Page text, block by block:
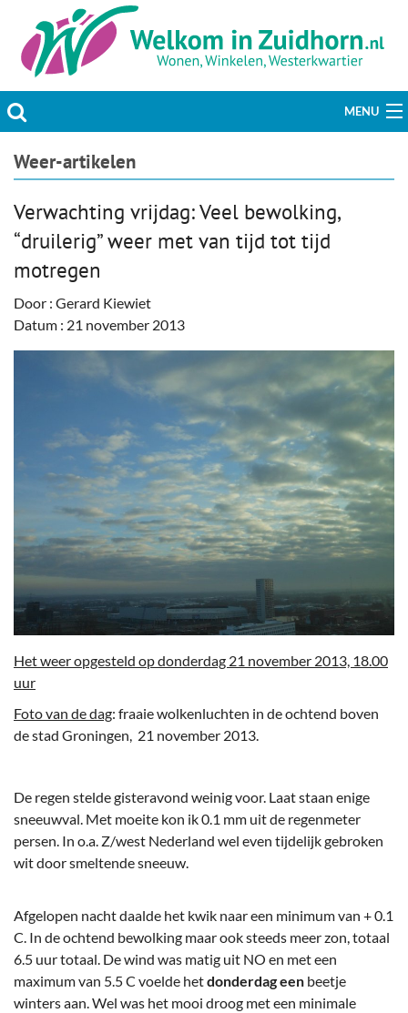
MENU
Actueel
Welzijn & Maatschappij
Prikbord & Aanbiedingen
Weer-artikelen
Verwachting vrijdag: Veel bewolking,
“druilerig” weer met van tijd tot tijd
motregen
Door : Gerard Kiewiet
Datum : 21 november 2013
Het weer opgesteld op donderdag 21 november 2013, 18.00
uur
Foto van de dag: fraaie wolkenluchten in de ochtend boven
de stad Groningen, 21 november 2013.
De regen stelde gisteravond weinig voor. Laat staan enige
sneeuwval. Met moeite kon ik 0.1 mm uit de regenmeter
persen. In o.a. Z/west Nederland wel even tijdelijk gebroken
wit door smeltende sneeuw.
Afgelopen nacht daalde het kwik naar een minimum van + 0.1
C. In de ochtend bewolking maar ook steeds meer zon, totaal
6.5 uur totaal. De wind was matig uit NO en met een
maximum van 5.5 C voelde hetdonderdag een beetje
winters aan. Wel was het mooi droog met een minimale